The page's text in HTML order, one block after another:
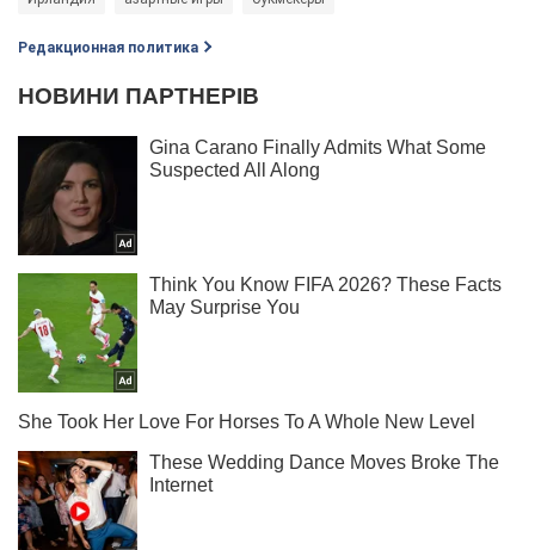
Редакционная политика